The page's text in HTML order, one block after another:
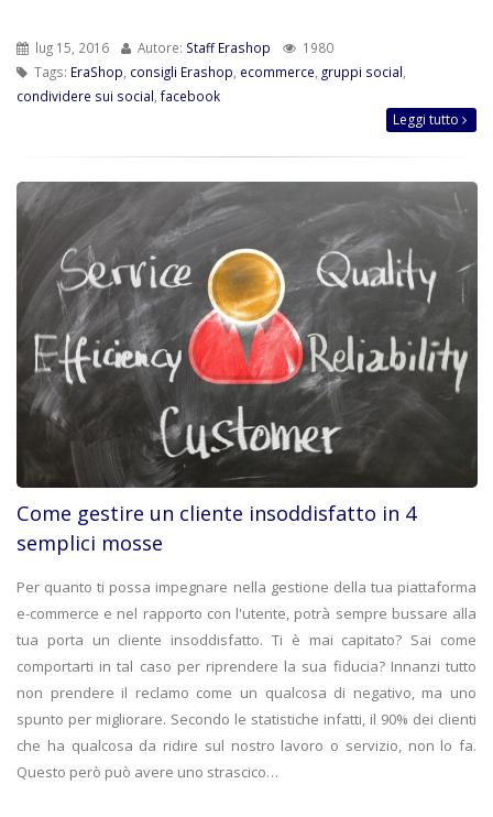
lug 15, 2016 Autore: Staff Erashop
1980
Tags: EraShop consigli Erashop ecommerce gruppi social
condividere sui social facebook
Leggi tutto
Come gestire un cliente insoddisfatto in 4
semplici mosse
Per quanto ti possa impegnare nella gestione della tua piattaforma
e-commerce e nel rapporto con l'utente, potrà sempre bussare alla
tua porta un cliente insoddisfatto. Ti è mai capitato? Sai come
comportarti in tal caso per riprendere la sua fiducia? Innanzi tutto
non prendere il reclamo come un qualcosa di negativo, ma uno
spunto per migliorare. Secondo le statistiche infatti, il 90% dei clienti
che ha qualcosa da ridire sul nostro lavoro o servizio, non lo fa.
Questo però può avere uno strascico…